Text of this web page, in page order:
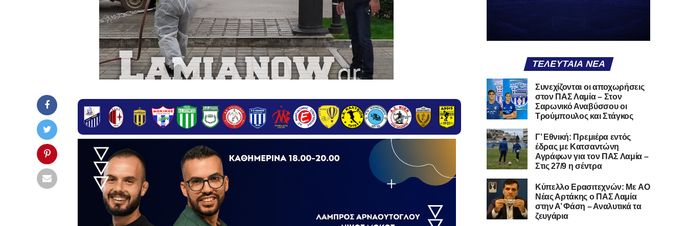
ΤΕΛΕΥΤΑΊΑ ΝΈΑ
Συνεχίζονται οι αποχωρήσεις
στον ΠΑΣ Λαμία – Στον
Σαρωνικό Αναβύσσου οι
Τρούμπουλος και Στάγκος
Γ’ Εθνική: Πρεμιέρα εντός
έδρας με Κατσαντώνη
Αγράφων για τον ΠΑΣ Λαμία –
Στις 27/9 η σέντρα
Kύπελλο Ερασιτεχνών: Με AO
Nέας Αρτάκης ο ΠΑΣ Λαμία
στην Α’ Φάση – Αναλυτικά τα
ζευγάρια